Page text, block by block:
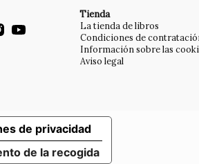
Tienda
La tienda de libros
Condiciones de
Información sobre las
Aviso legal
de la recogida
de privacidad